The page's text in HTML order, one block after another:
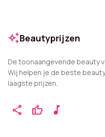
auto_awesomeBeautyprijzen
De toonaangevende beauty
Wij helpen je de beste
laagste prijzen.
share thumb_up music_note